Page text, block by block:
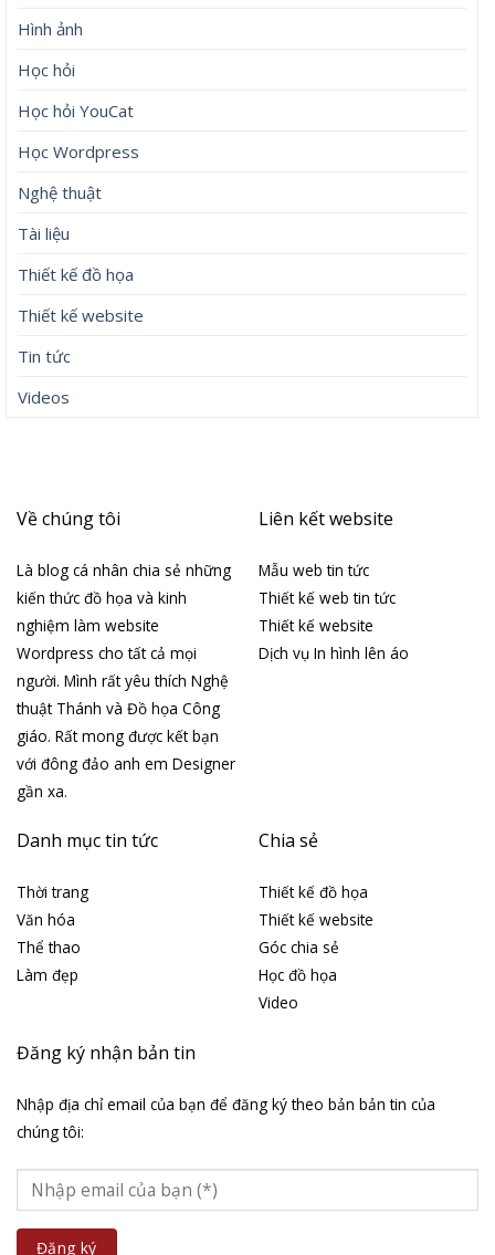
Hình ảnh
Học hỏi
Học hỏi YouCat
Học Wordpress
Nghệ thuật
Tài liệu
Thiết kế đồ họa
Thiết kế website
Tin tức
Videos
Về chúng tôi
Là blog cá nhân chia sẻ những
kiến thức đồ họa và kinh
nghiệm làm website
Wordpress cho tất cả mọi
người. Mình rất yêu thích Nghệ
thuật Thánh và Đồ họa Công
giáo. Rất mong được kết bạn
với đông đảo anh em Designer
gần xa.
Liên kết website
Mẫu web tin tức
Thiết kế web tin tức
Thiết kế website
Dịch vụ In hình lên áo
Danh mục tin tức
Thời trang
Văn hóa
Thể thao
Làm đẹp
Chia sẻ
Thiết kế đồ họa
Thiết kế website
Góc chia sẻ
Học đồ họa
Video
Đăng ký nhận bản tin
Nhập địa chỉ email của bạn để đăng ký theo bản bản tin của
chúng tôi: